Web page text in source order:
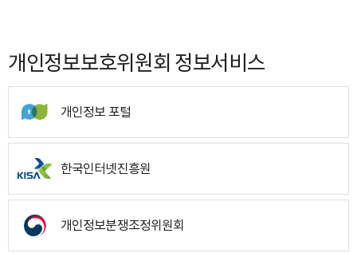
개인정보보호위원회 정보서비스
개인정보 포털
한국인터넷진흥원
개인정보분쟁조정위원회